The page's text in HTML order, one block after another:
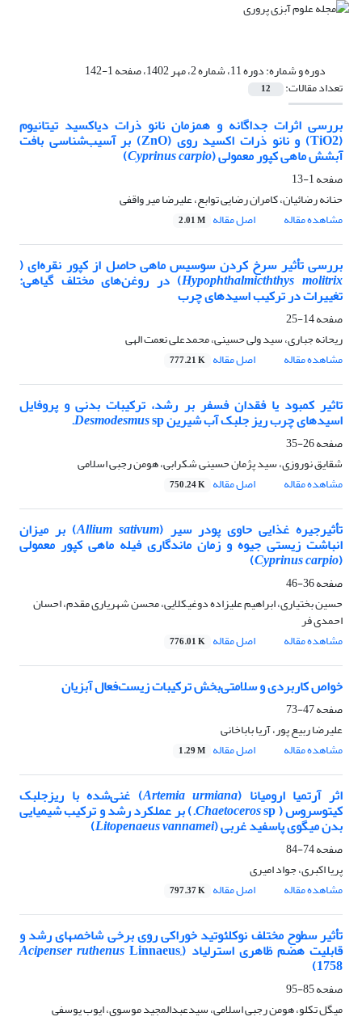
دوره و شماره:دوره 11، شماره 2، مهر 1402، صفحه 1-142
تعداد مقالات: 12
بررسی اثرات جداگانه و همزمان نانو ذرات دیاکسید تیتانیوم
(TiO2) و نانو ذرات اکسید روی (ZnO) بر آسیب‌شناسی بافت
آبشش ماهی کپور معمولی (Cyprinus carpio
)
صفحه1-13
حنانه رضائیان، کامران رضایی توابع، علیرضا میر واقفی
مشاهده مقاله
اصل مقاله 2.01 M
بررسی تأثیر سرخ کردن سوسیس ماهی حاصل از کپور نقره‌ای (
Hypophthalmicththys molitrix) در روغن‌های مختلف گیاهی:
تغییرات در ترکیب اسیدهای چرب
صفحه14-25
ریحانه جباری، سید ولی حسینی، محمدعلی نعمت الهی
مشاهده مقاله
اصل مقاله 777.21 K
تاثیر کمبود یا فقدان فسفر بر رشد، ترکیبات بدنی و پروفایل
اسیدهای چرب ریز جلبک آب شیرین Desmodesmussp.
صفحه26-35
شقایق نوروزی، سید پژمان حسینی شکرابی، هومن رجبی اسلامی
مشاهده مقاله
اصل مقاله 750.24 K
تأثیرجیره غذایی حاوی پودر سیر (Allium sativum) بر میزان
انباشت زیستی جیوه و زمان ماندگاری فیله ماهی کپور معمولی
(
Cyprinus carpio
)
صفحه36-46
حسین بختیاری، ابراهیم علیزاده دوغیکلایی، محسن شهریاری مقدم، احسان
احمدی فر
مشاهده مقاله
اصل مقاله 776.01 K
خواص کاربردی و سلامتی‌بخش ترکیبات زیست‌فعال آبزیان
صفحه47-73
علیرضا ربیع پور، آریا باباخانی
مشاهده مقاله
اصل مقاله 1.29 M
اثر آرتمیا ارومیانا (Artemia urmiana) غنی‌شده با ریزجلبک
کیتوسروس ( Chaetocerossp.) بر عملکرد رشد و ترکیب شیمیایی
بدن میگوی پاسفید غربی (Litopenaeus vannamei
)
صفحه74-84
پریا اکبری، جواد امیری
مشاهده مقاله
اصل مقاله 797.37 K
تأثیر سطوح مختلف نوکلئوتید خوراکی روی برخی شاخص‏های رشد و
قابلیت هضم ظاهری استرلیاد ( Acipenser ruthenusLinnaeus,
1758)
صفحه85-95
میگل تکلو، هومن رجبی اسلامی، سیدعبدالمجید موسوی، ایوب یوسفی